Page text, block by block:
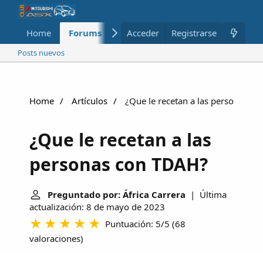
Home Forums Nuevo Miembros
Acceder Registrarse
Posts nuevos
Home Artículos ¿Que le recetan a las personas
¿Que le recetan a las
personas con TDAH?
Preguntado por: África Carrera | Última
actualización: 8 de mayo de 2023
Puntuación: 5/5 (68
valoraciones)